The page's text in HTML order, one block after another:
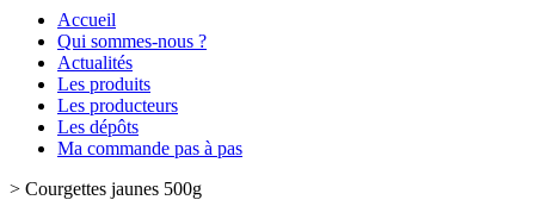
Accueil
Qui sommes-nous ?
Actualités
Les produits
Les producteurs
Les dépôts
Ma commande pas à pas
> Courgettes jaunes 500g